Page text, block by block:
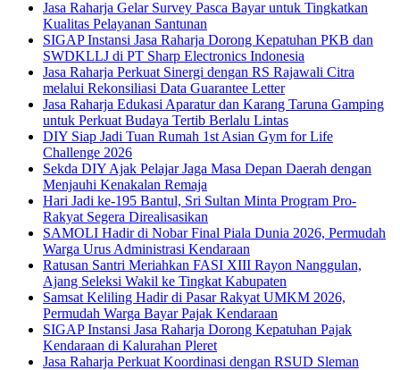
Jasa Raharja Gelar Survey Pasca Bayar untuk Tingkatkan
Kualitas Pelayanan Santunan
SIGAP Instansi Jasa Raharja Dorong Kepatuhan PKB dan
SWDKLLJ di PT Sharp Electronics Indonesia
Jasa Raharja Perkuat Sinergi dengan RS Rajawali Citra
melalui Rekonsiliasi Data Guarantee Letter
Jasa Raharja Edukasi Aparatur dan Karang Taruna Gamping
untuk Perkuat Budaya Tertib Berlalu Lintas
DIY Siap Jadi Tuan Rumah 1st Asian Gym for Life
Challenge 2026
Sekda DIY Ajak Pelajar Jaga Masa Depan Daerah dengan
Menjauhi Kenakalan Remaja
Hari Jadi ke-195 Bantul, Sri Sultan Minta Program Pro-
Rakyat Segera Direalisasikan
SAMOLI Hadir di Nobar Final Piala Dunia 2026, Permudah
Warga Urus Administrasi Kendaraan
Ratusan Santri Meriahkan FASI XIII Rayon Nanggulan,
Ajang Seleksi Wakil ke Tingkat Kabupaten
Samsat Keliling Hadir di Pasar Rakyat UMKM 2026,
Permudah Warga Bayar Pajak Kendaraan
SIGAP Instansi Jasa Raharja Dorong Kepatuhan Pajak
Kendaraan di Kalurahan Pleret
Jasa Raharja Perkuat Koordinasi dengan RSUD Sleman